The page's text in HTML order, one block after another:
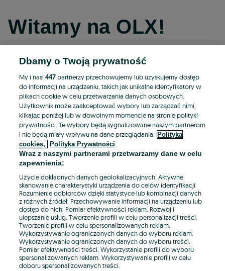
Witamy na OLX!
Kontynuuj przez Facebooka
Kontynuuj przez konto Apple
Kontynuuj przez konto Google
LUB
E-mail
Hasło
Dbamy o Twoją prywatność
My i nasi447 partnerzy przechowujemy lub uzyskujemy dostęp
do informacji na urządzeniu, takich jak unikalne identyfikatory w
plikach cookie w celu przetwarzania danych osobowych.
Użytkownik może zaakceptować wybory lub zarządzać nimi,
klikając poniżej lub w dowolnym momencie na stronie polityki
prywatności. Te wybory będą sygnalizowane naszym partnerom
i nie będą miały wpływu na dane przeglądania.
Polityka
cookies,
Polityka Prywatności
Wraz z naszymi partnerami przetwarzamy dane w celu
zapewnienia:
Użycie dokładnych danych geolokalizacyjnych. Aktywne
skanowanie charakterystyki urządzenia do celów identyfikacji.
Rozumienie odbiorców dzięki statystyce lub kombinacji danych
z różnych źródeł. Przechowywanie informacji na urządzeniu lub
dostęp do nich. Pomiar efektywności reklam. Rozwój i
ulepszanie usług. Tworzenie profili w celu personalizacji treści.
Tworzenie profili w celu spersonalizowanych reklam.
Wykorzystywanie ograniczonych danych do wyboru reklam.
Wykorzystywanie ograniczonych danych do wyboru treści.
Pomiar efektywności treści. Wykorzystanie profili do wyboru
spersonalizowanych reklam. Wykorzystywanie profili w celu
doboru spersonalizowanych treści.